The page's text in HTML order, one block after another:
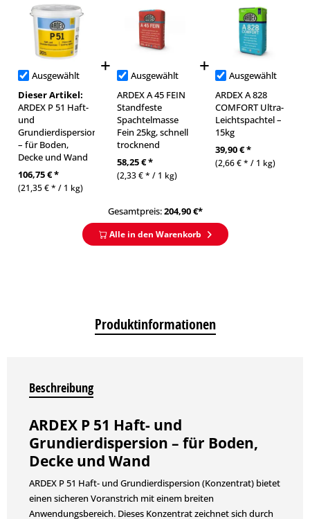
Ausgewählt
Dieser Artikel:
ARDEX P 51 Haft-
und
Grundierdispersion
– für Boden,
Decke und Wand
106,75 € *
(21,35 € * / 1 kg)
Ausgewählt
ARDEX A 45 FEIN
Standfeste
Spachtelmasse
Fein 25kg, schnell
trocknend
58,25 € *
(2,33 € * / 1 kg)
Ausgewählt
ARDEX A 828
COMFORT Ultra-
Leichtspachtel –
15kg
39,90 € *
(2,66 € * / 1 kg)
Gesamtpreis:204,90€*
Alle in den Warenkorb
Produktinformationen
Beschreibung
ARDEX P 51 Haft- und
Grundierdispersion – für Boden,
Decke und Wand
ARDEX P 51 Haft- und Grundierdispersion (Konzentrat) bietet
einen sicheren Voranstrich mit einem breiten
Anwendungsbereich. Dieses Konzentrat zeichnet sich durch